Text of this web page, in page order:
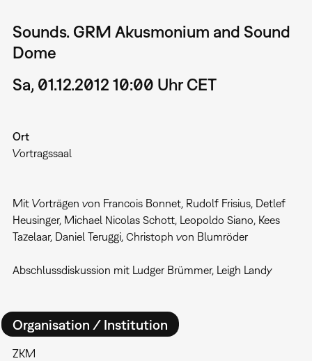
Sounds. GRM Akusmonium and Sound
Dome
Sa, 01.12.2012 10:00 Uhr CET
Ort
Vortragssaal
Mit Vorträgen von Francois Bonnet, Rudolf Frisius, Detlef
Heusinger, Michael Nicolas Schott, Leopoldo Siano, Kees
Tazelaar, Daniel Teruggi, Christoph von Blumröder
Abschlussdiskussion mit Ludger Brümmer, Leigh Landy
Organisation / Institution
ZKM